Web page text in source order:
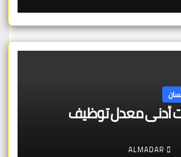
أدنى معدل توظيف
ALMADAR